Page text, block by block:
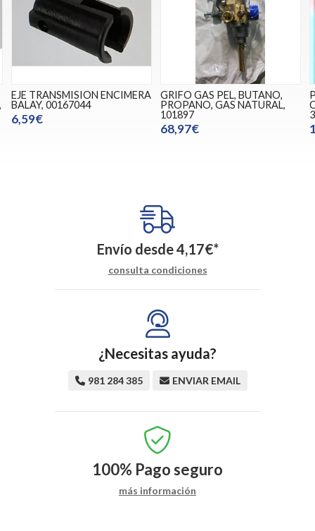
GRIFO GAS PEL, BUTANO,
PROPANO, GAS NATURAL,
101897
68,97€
PARRILLA HORNO COCINA
CORBERO, 385X375MM,
3427955020
16,00€
Envío desde4,17€*
consulta condiciones
¿Necesitas ayuda?
981 284 385 ENVIAR EMAIL
100% Pago seguro
más información